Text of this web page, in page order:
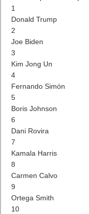
1
Donald Trump
2
Joe Biden
3
Kim Jong Un
4
Fernando Simón
5
Boris Johnson
6
Dani Rovira
7
Kamala Harris
8
Carmen Calvo
9
Ortega Smith
10